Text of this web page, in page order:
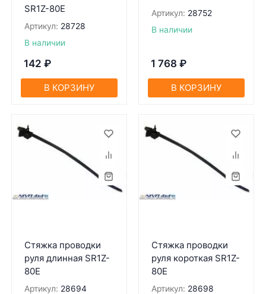
SR1Z-80Е
Артикул: 28728
В наличии
142 ₽
В КОРЗИНУ
Артикул: 28752
В наличии
1 768 ₽
В КОРЗИНУ
Стяжка проводки
руля длинная SR1Z-
80Е
Артикул: 28694
Стяжка проводки
руля короткая SR1Z-
80Е
Артикул: 28698